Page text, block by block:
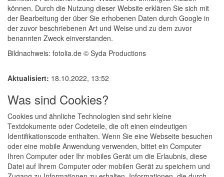
können. Durch die Nutzung dieser Website erklären Sie sich mit
der Bearbeitung der über Sie erhobenen Daten durch Google in
der zuvor beschriebenen Art und Weise und zu dem zuvor
benannten Zweck einverstanden.
Bildnachweis: fotolia.de © Syda Productions
Aktualisiert: 18.10.2022, 13:52
Was sind Cookies?
Cookies und ähnliche Technologien sind sehr kleine
Textdokumente oder Codeteile, die oft einen eindeutigen
Identifikationscode enthalten. Wenn Sie eine Webseite besuchen
oder eine mobile Anwendung verwenden, bittet ein Computer
Ihren Computer oder Ihr mobiles Gerät um die Erlaubnis, diese
Datei auf Ihrem Computer oder mobilen Gerät zu speichern und